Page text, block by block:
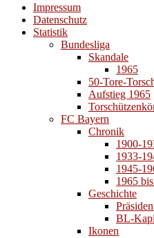
Impressum
Datenschutz
Statistik
Bundesliga
Skandale
1965
50-Tore-
Aufstieg 1965
FC Bayern
Chronik
1900-
1933-
1945-
1965
Geschichte
BL-
Ikonen